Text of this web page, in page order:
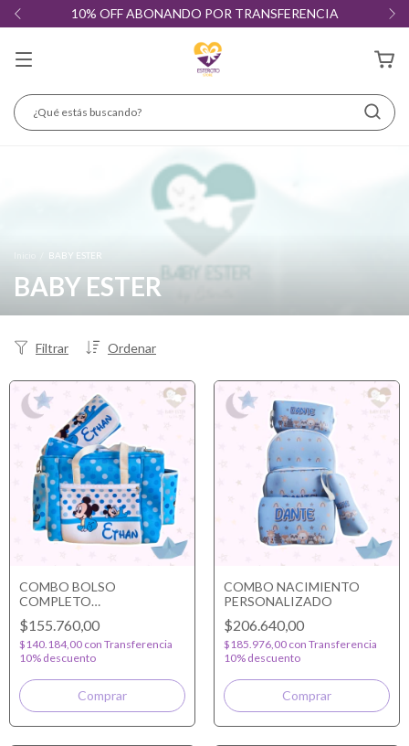
10% OFF ABONANDO POR TRANSFERENCIA
BABY ESTER
BABY ESTER
Ordenar
Filtrar
COMBO BOLSO
COMPLETO
PERSONALIZADO
$155.760,00
$140.184,00 con Transferencia
10% descuento
COMBO NACIMIENTO
PERSONALIZADO
$206.640,00
$185.976,00 con Transferencia
10% descuento